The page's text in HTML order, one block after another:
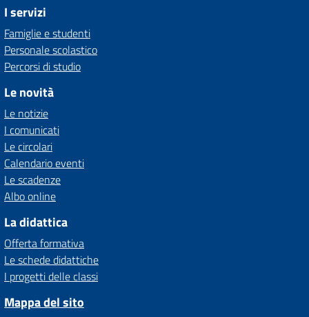
I servizi
Famiglie e studenti
Personale scolastico
Percorsi di studio
Le novità
Le notizie
I comunicati
Le circolari
Calendario eventi
Le scadenze
Albo online
La didattica
Offerta formativa
Le schede didattiche
I progetti delle classi
Mappa del sito